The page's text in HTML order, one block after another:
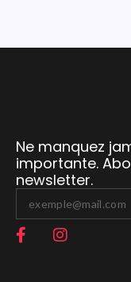
Ne manquez
importante.
newsletter.